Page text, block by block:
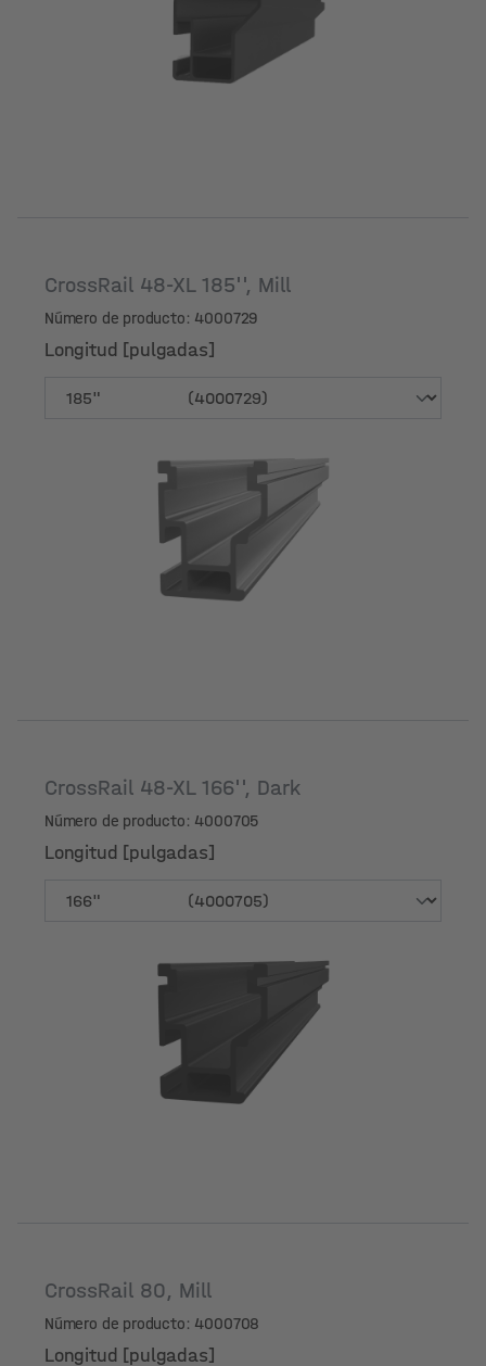
CrossRail 48-XL 185'', Mill
Número de producto: 4000729
Longitud [pulgadas]
Longitud [pulgadas]
CrossRail 48-XL 166'', Dark
Número de producto: 4000705
Longitud [pulgadas]
Longitud [pulgadas]
CrossRail 80, Mill
Número de producto: 4000708
Longitud [pulgadas]